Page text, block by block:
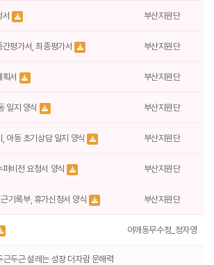
서 부산지원단
간평가서, 최종평가서 부산지원단
서 부산지원단
일지 양식 부산지원단
, 아동 초기상담 일지 양식 부산지원단
퍼비전 요청서 양식 부산지원단
기록부, 휴가신청서 양식 부산지원단
어깨동무수정_정자영
근두근 설레는 성장 더자람 문해력